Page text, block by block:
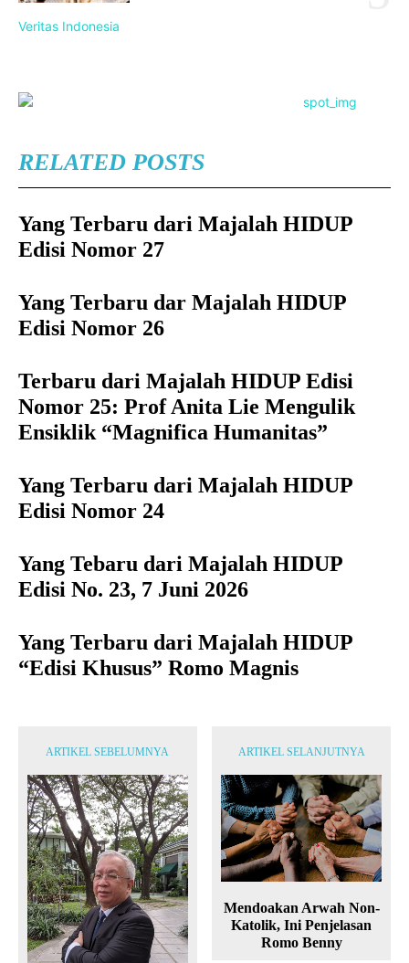
Veritas Indonesia
RELATED POSTS
Yang Terbaru dari Majalah HIDUP
Edisi Nomor 27
Yang Terbaru dar Majalah HIDUP
Edisi Nomor 26
Terbaru dari Majalah HIDUP Edisi
Nomor 25: Prof Anita Lie Mengulik
Ensiklik “Magnifica Humanitas”
Yang Terbaru dari Majalah HIDUP
Edisi Nomor 24
Yang Tebaru dari Majalah HIDUP
Edisi No. 23, 7 Juni 2026
Yang Terbaru dari Majalah HIDUP
“Edisi Khusus” Romo Magnis
ARTIKEL SEBELUMNYA ARTIKEL SELANJUTNYA
Mendoakan Arwah Non-
Katolik, Ini Penjelasan
Romo Benny